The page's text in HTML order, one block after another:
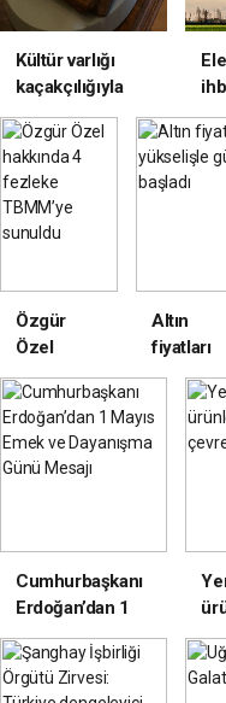
Geldik
Kültür varlığı
kaçakçılığıyla
mücadelede
önemli iade...
Etiyopya’ya el
yazması eser
teslim edildi
Özgür
Özel
hakkında 4
fezleke
TBMM’ye
sunuldu
Altın
fiyatları
güne
başladı
Cumhurbaşkanı
Erdoğan’dan 1
Mayıs Emek ve
Dayanışma Günü
Mesajı